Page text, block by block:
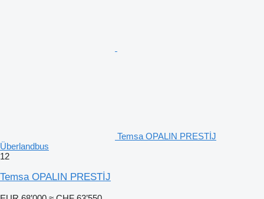
Temsa OPALIN PRESTİJ
Überlandbus
12
Temsa OPALIN PRESTİJ